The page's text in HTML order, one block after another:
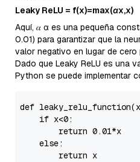
Leaky ReLU = f(x)=max(αx,x)
Aquí, 𝛼 α es una pequeña
0.01) para garantizar que la
valor negativo en lugar de cero
Dado que Leaky ReLU es una
Python se puede implementar
def
if x<0:
return 0.01*x
else:
return